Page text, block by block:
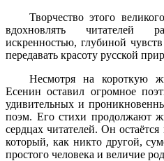
Творчество этого
вдохновлять читателей
искренностью, глубиной
передавать красоту русской
Несмотря на короткую
Есенин оставил огромное
удивительных и
поэм. Его стихи продолжают
сердцах читателей. Он
который, как никто другой,
простого человека и величие